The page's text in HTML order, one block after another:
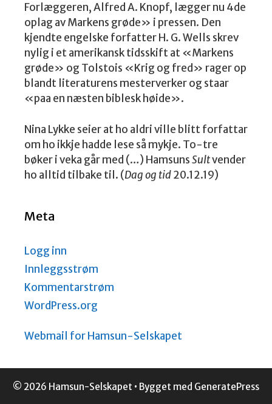
Forlæggeren, Alfred A. Knopf, lægger nu 4de
oplag av Markens grøde» i pressen. Den
kjendte engelske forfatter H. G. Wells skrev
nylig i et amerikansk tidsskift at «Markens
grøde» og Tolstois «Krig og fred» rager op
blandt literaturens mesterverker og staar
«paa en næsten biblesk høide».
Nina Lykke seier at ho aldri ville blitt forfattar
om ho ikkje hadde lese så mykje. To-tre
bøker i veka går med (…) HamsunsSultvender
ho alltid tilbake til. (Dag og tid20.12.19)
Meta
Logg inn
Innleggsstrøm
Kommentarstrøm
WordPress.org
Webmail for Hamsun-Selskapet
© 2026 Hamsun-Selskapet • Bygget med GeneratePress